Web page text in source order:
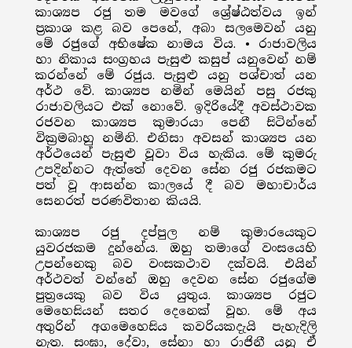
කාශ්‍යප රජු තම මවගේ ශ්‍රේෂ්ඨත්වය ඉන්
ප්‍රකාශ කළ බව පෙනේ, අබා සලමෙවන් යනු
මේ රජුගේ අභිෂේක නාමය විය. • රාජාවලිය
හා නිකාය සංග්‍රහය පැසුළු කසුප් යනුවෙන් නම්
කරන්නේ මේ රජුය. පැසුළු යනු පශ්චාත් යන
අර්ථ වේ. කාශ්‍යප නමින් මෙයින් පසු රජකු
රාජාවලියට එක් නොවේ. ඉදිරියේදී අවස්ථාවක
රජවන කාශ්‍යප කුමාරයා පෙනී සිටින්නේ
වික්‍රමබාහු නමිනි. එනිසා අවසන් කාශ්‍යප යන
අර්ථයෙන් පැසුළු වූවා විය හැකිය. මේ කුමරු
උපදින්නට ඇත්තේ දෙවන සේන රජු රජකමට
පත් වූ ආසන්න කාලයේ දී බව මහාචාර්ය
සෙනරත් පරණවිතාන කියයි.
කාශ්‍යප රජු දප්පුල නම් කුමාරයෙකුට
යුවරජකම දුන්නේය. ඔහු තමාගේ වංසයෙහි
උපන්නෙකු බව වංසකථාව දක්වයි. එයින්
අර්ථවත් වන්නේ ඔහු දෙවන සේන රජුගේම
පුත්‍රයෙකු බව විය යුතුය. කාශ්‍යප රජුට
මෙහෙසියන් සතර දෙනෙක් වූහ. මේ අය
අතුරින් අගමෙහෙසිය කවරියකදැයි පැහැදිලි
නැත. සංඝා, දේවා, සේනා හා රාජිනී යනු ඒ